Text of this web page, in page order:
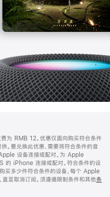
费为 RMB 12。优惠仅面向购买符合条件
要兑换此优惠，需要将符合条件的音
设备连接或配对。为 Apple
的 iPhone 连接或配对。符合条件的设
买多少件符合条件的设备，每个 Apple
直至取消订阅。须遵循限制条件和其他条